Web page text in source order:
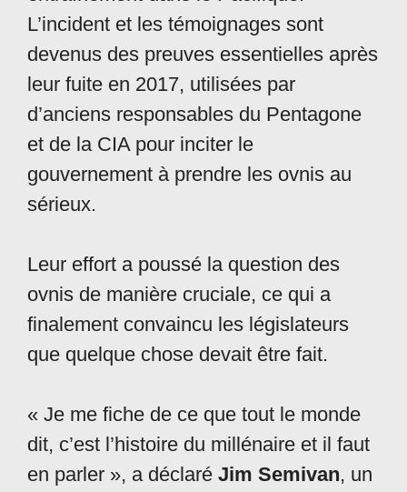
L’incident et les témoignages sont
devenus des preuves essentielles après
leur fuite en 2017, utilisées par
d’anciens responsables du Pentagone
et de la CIA pour inciter le
gouvernement à prendre les ovnis au
sérieux.
Leur effort a poussé la question des
ovnis de manière cruciale, ce qui a
finalement convaincu les législateurs
que quelque chose devait être fait.
« Je me fiche de ce que tout le monde
dit, c’est l’histoire du millénaire et il faut
en parler », a déclaré Jim Semivan, un